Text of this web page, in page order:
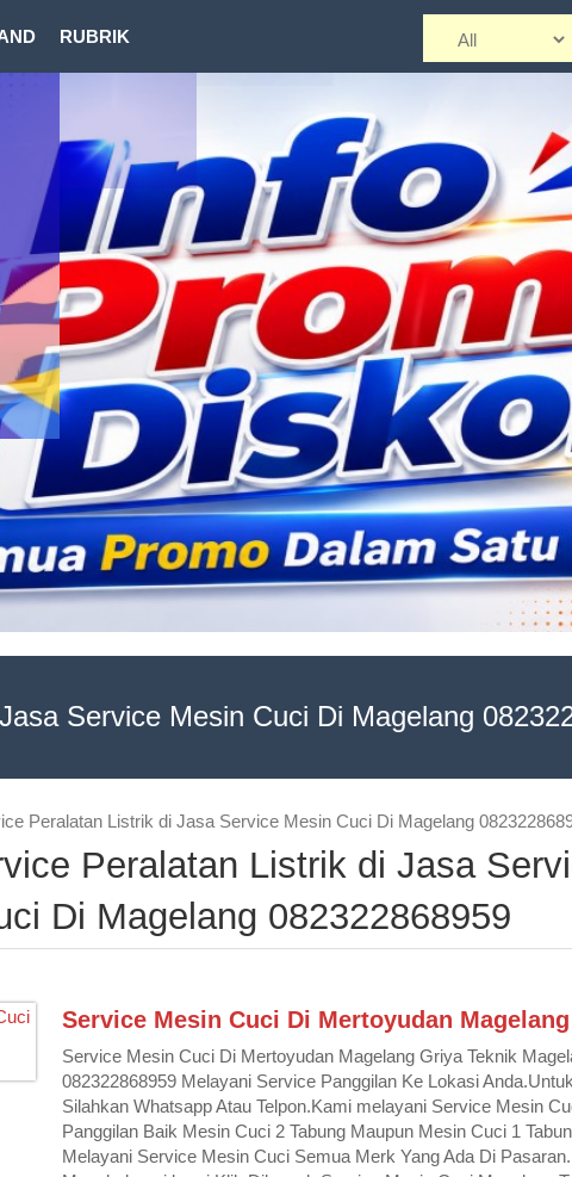
RUBRIK
Jasa Service Mesin Cuci Di Magelang
Peralatan Listrik di Jasa Service Mesin Cuci Di Magelang
Peralatan Listrik di Jasa
Di Magelang 082322868959
Service Mesin Cuci Di Mertoyudan Magelang
Service Mesin Cuci Di Mertoyudan Magelang Griya Teknik
082322868959 Melayani Service Panggilan Ke Lokasi
Silahkan Whatsapp Atau Telpon.Kami melayani Service Mesin
Panggilan Baik Mesin Cuci 2 Tabung Maupun Mesin Cuci 1
Melayani Service Mesin Cuci Semua Merk Yang Ada Di